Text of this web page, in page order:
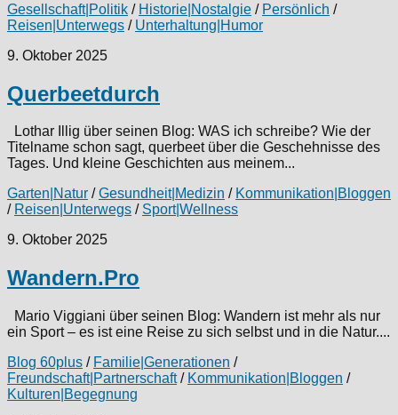
Gesellschaft|Politik / Historie|Nostalgie / Persönlich /
Reisen|Unterwegs / Unterhaltung|Humor
9. Oktober 2025
Querbeetdurch
Lothar Illig über seinen Blog: WAS ich schreibe? Wie der
Titelname schon sagt, querbeet über die Geschehnisse des
Tages. Und kleine Geschichten aus meinem...
Garten|Natur /Gesundheit|Medizin / Kommunikation|Bloggen
/ Reisen|Unterwegs / Sport|Wellness
9. Oktober 2025
Wandern.Pro
Mario Viggiani über seinen Blog: Wandern ist mehr als nur
ein Sport – es ist eine Reise zu sich selbst und in die Natur....
Blog 60plus / Familie|Generationen /
Freundschaft|Partnerschaft/ Kommunikation|Bloggen /
Kulturen|Begegnung